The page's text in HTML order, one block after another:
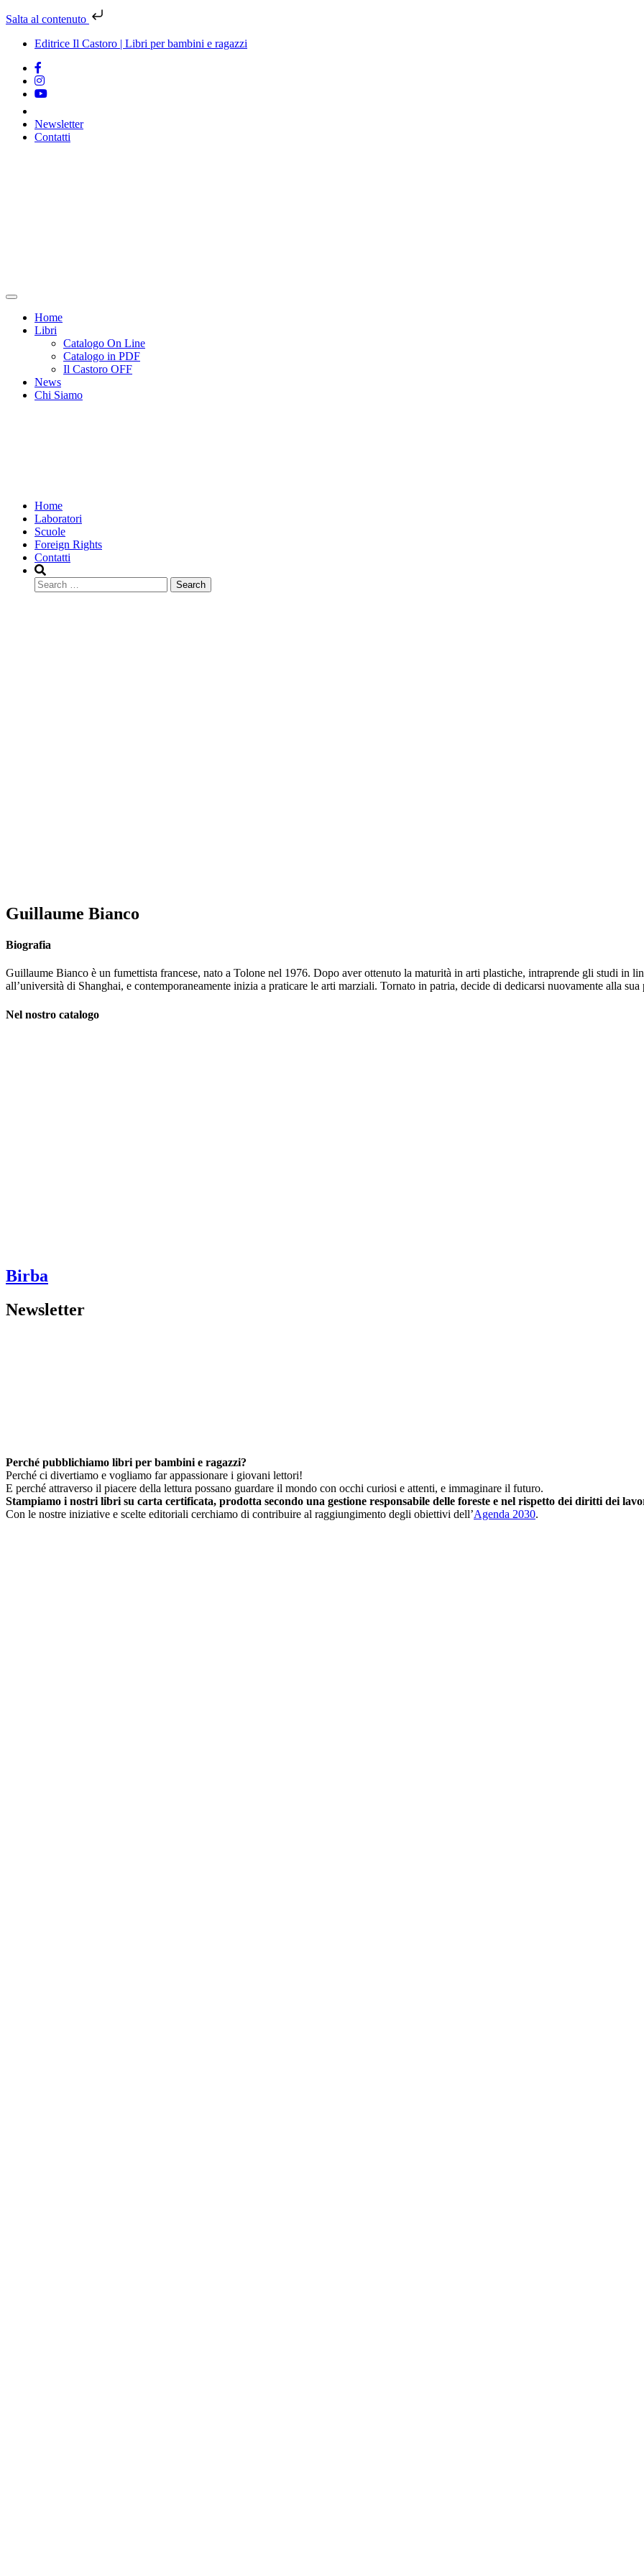
Salta al contenuto
Editrice Il Castoro | Libri per bambini e ragazzi
Newsletter
Contatti
Home
Libri
Catalogo On Line
Catalogo in PDF
Il Castoro OFF
News
Chi Siamo
Home
Laboratori
Scuole
Foreign Rights
Contatti
Search
Guillaume Bianco
Biografia
Guillaume Bianco è un fumettista francese, nato a Tolone nel 1976. Dopo aver ottenuto la maturità in arti plastiche, intraprende gli studi in
all’università di Shanghai, e contemporaneamente inizia a praticare le arti marziali. Tornato in patria, decide di dedicarsi nuovamente alla
Nel nostro catalogo
Birba
Newsletter
Perché pubblichiamo libri per bambini e ragazzi?
Perché ci divertiamo e vogliamo far appassionare i giovani lettori!
E perché attraverso il piacere della lettura possano guardare il mondo con occhi curiosi e attenti, e immaginare il futuro.
Stampiamo i nostri libri su carta certificata, prodotta secondo una gestione responsabile delle foreste e nel rispetto dei diritti dei
Con le nostre iniziative e scelte editoriali cerchiamo di contribuire al raggiungimento degli obiettivi dell’Agenda 2030.